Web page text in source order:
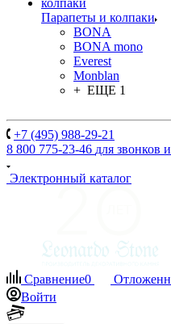
Парапеты и колпаки
BONA
BONA mono
Everest
Monblan
+ ЕЩЕ 1
+7 (495) 988-29-21
8 800 775-23-46 для звонков
Электронный каталог
Сравнение0
Войти